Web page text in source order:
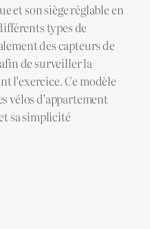
et son siège réglable en
types de
des capteurs de
de surveiller la
l’exercice. Ce modèle
vélos d’appartement
sa simplicité